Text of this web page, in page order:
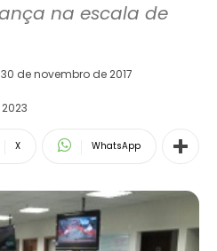
na escala de
30 de novembro de 2017
X WhatsApp